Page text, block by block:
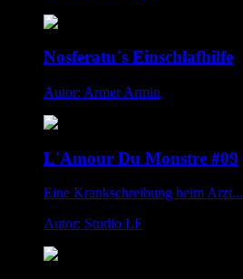
Nosferatu´s Einschlafhilfe
Autor: Armer Armin
L'Amour Du Monstre #09
Eine Krankschreibung beim Arzt...
Autor: Studio LF